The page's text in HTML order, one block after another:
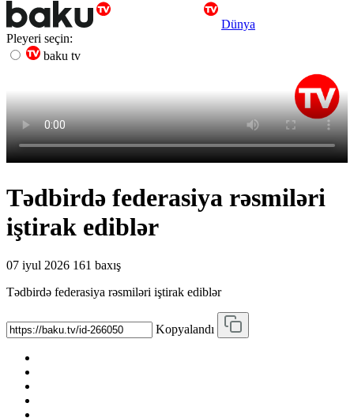
Dünya
Pleyeri seçin:
baku tv
Tədbirdə federasiya rəsmiləri
iştirak ediblər
07 iyul 2026 161 baxış
Tədbirdə federasiya rəsmiləri iştirak ediblər
Kopyalandı